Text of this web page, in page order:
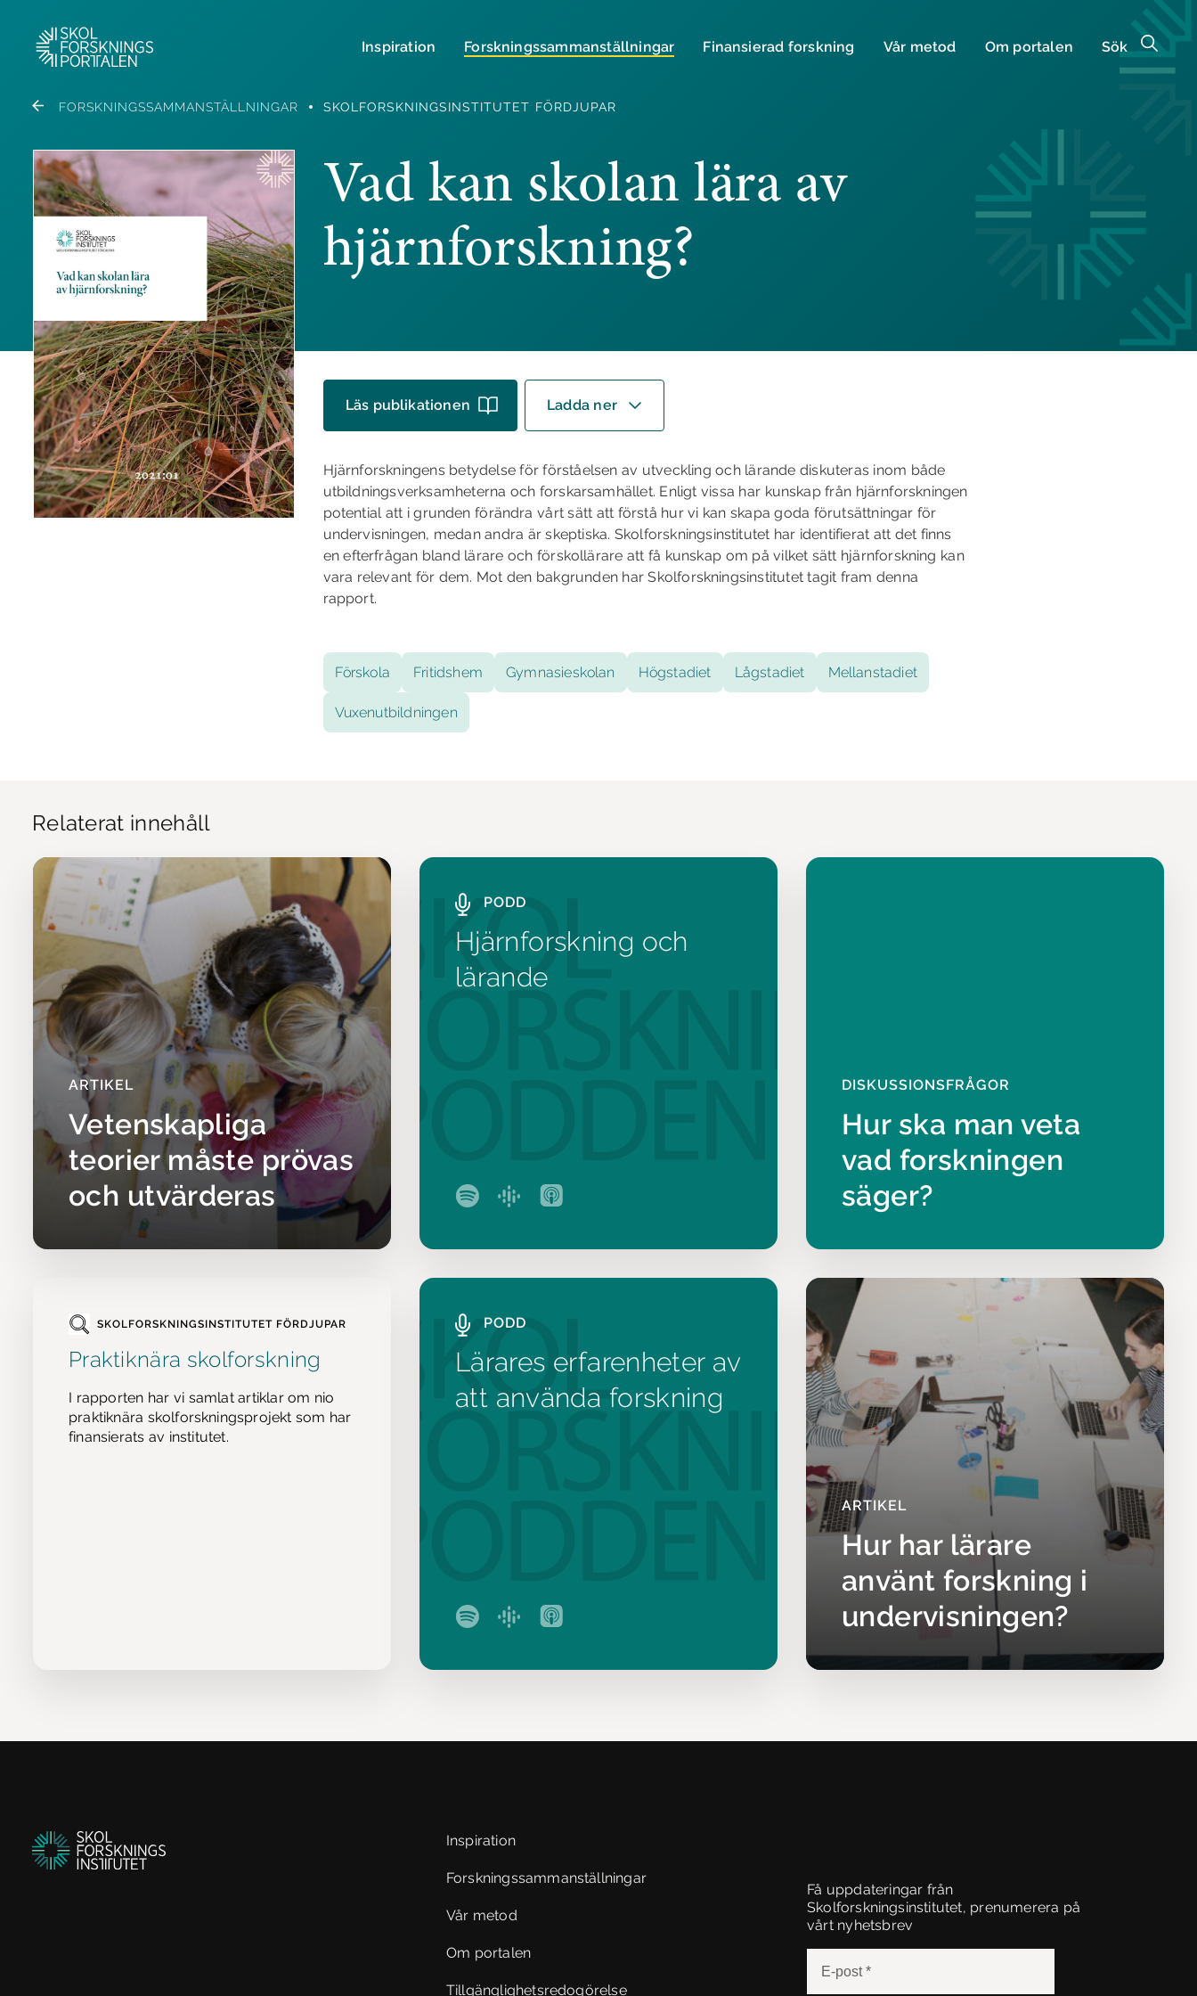
Inspiration Forsknings­sammanställningar Finansierad forskning Vår metod Om portalen Sök
FORSKNINGSSAMMANSTÄLLNINGAR SKOLFORSKNINGSINSTITUTET FÖRDJUPAR
Vad kan skolan lära av
hjärnforskning?
Läs publikationen Ladda ner
Hjärnforskningens betydelse för förståelsen av utveckling och lärande diskuteras inom både
utbildningsverksamheterna och forskarsamhället. Enligt vissa har kunskap från hjärnforskningen
potential att i grunden förändra vårt sätt att förstå hur vi kan skapa goda förutsättningar för
undervisningen, medan andra är skeptiska. Skolforskningsinstitutet har identifierat att det finns
en efterfrågan bland lärare och förskollärare att få kunskap om på vilket sätt hjärnforskning kan
vara relevant för dem. Mot den bakgrunden har Skolforskningsinstitutet tagit fram denna
rapport.
Förskola Fritidshem Gymnasieskolan Högstadiet Lågstadiet Mellanstadiet
Vuxenutbildningen
Relaterat innehåll
ARTIKEL
Vetenskapliga
teorier måste prövas
och utvärderas
PODD
Hjärnforskning och
lärande
DISKUSSIONSFRÅGOR
Hur ska man veta
vad forskningen
säger?
SKOLFORSKNINGSINSTITUTET FÖRDJUPAR
Praktiknära skolforskning
I rapporten har vi samlat artiklar om nio
praktiknära skolforskningsprojekt som har
finansierats av institutet.
PODD
Lärares erfarenheter av
att använda forskning
ARTIKEL
Hur har lärare
använt forskning i
undervisningen?
Inspiration
Forskningssammanställningar
Vår metod
Om portalen
Tillgänglighetsredogörelse
Få uppdateringar från
Skolforskningsinstitutet, prenumerera på
vårt nyhetsbrev